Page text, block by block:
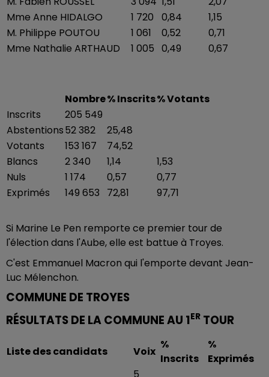
Mme Anne HIDALGO
1 720 0,84
1,15
M. Philippe POUTOU
1 061 0,52
0,71
Mme Nathalie ARTHAUD
1 005 0,49 0,67
Nombre% Inscrits% Votants
Inscrits
205 549
Abstentions52 382
25,48
Votants
153 167
74,52
Blancs
2 340 1,14
1,53
Nuls
1 174 0,57
0,77
Exprimés
149 653 72,81 97,71
Si Marine Le Pen remporte ce premier tour de
l'élection dans l'Aube, elle est battue à Troyes.
C'est Emmanuel Macron qui l'emporte devant Jean-
Luc Mélenchon.
COMMUNE DE TROYES
RÉSULTATS DE LA COMMUNE AU 1ER TOUR
Liste des candidats Voix
%
Inscrits
%
Exprimés
5